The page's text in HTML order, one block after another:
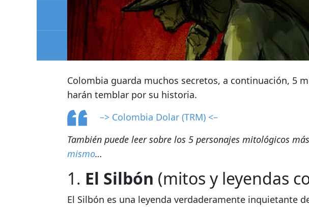
Colombia guarda muchos secretos, a continuación, 5
harán temblar por su historia.
–> Colombia Dolar (TRM) <–
También puede leer sobre los 5 personajes mitológicos
mismo…
1. El Silbón (mitos y leyendas
El Silbón es una leyenda verdaderamente inquietante